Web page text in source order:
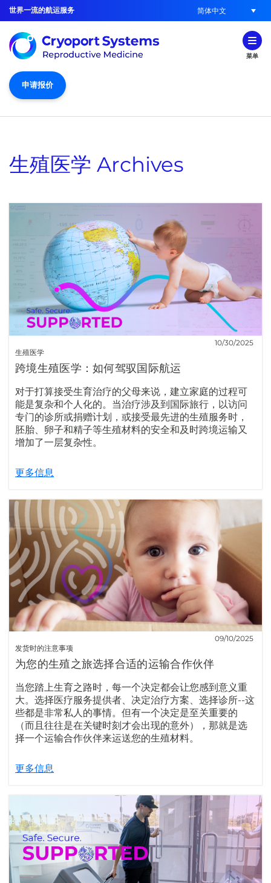
世界一流的航运服务 简体中文
菜单
申请报价
生殖医学 Archives
生殖医学
10/30/2025
跨境生殖医学：如何驾驭国际航运
对于打算接受生育治疗的父母来说，建立家庭的过程可
能是复杂和个人化的。当治疗涉及到国际旅行，以访问
专门的诊所或捐赠计划，或接受最先进的生殖服务时，
胚胎、卵子和精子等生殖材料的安全和及时跨境运输又
增加了一层复杂性。
更多信息
发货时的注意事项
09/10/2025
为您的生殖之旅选择合适的运输合作伙伴
当您踏上生育之路时，每一个决定都会让您感到意义重
大。选择医疗服务提供者、决定治疗方案、选择诊所--这
些都是非常私人的事情。但有一个决定是至关重要的
（而且往往是在关键时刻才会出现的意外），那就是选
择一个运输合作伙伴来运送您的生殖材料。
更多信息